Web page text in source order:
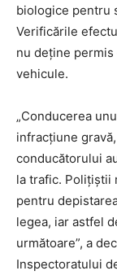
biologice pentru
Verificările
nu deține
vehicule.
„Conducerea
infracțiune
conducătorului
la trafic. Polițiștii
pentru
legea, iar astfel
următoare”, a
Inspectoratului